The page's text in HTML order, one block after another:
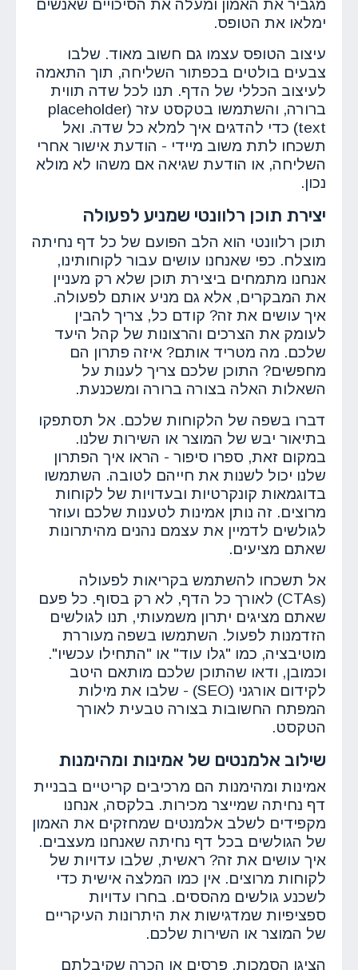
מגביר את האמון ומעלה את הסיכויים שאנשים
ימלאו את הטופס.
עיצוב הטופס עצמו גם חשוב מאוד. שלבו
צבעים בולטים בכפתור השליחה, תוך התאמה
לעיצוב הכללי של הדף. תנו לכל שדה תווית
ברורה, והשתמשו בטקסט עזר (placeholder
text) כדי להדגים איך למלא כל שדה. ואל
תשכחו לתת משוב מיידי - הודעת אישור אחרי
השליחה, או הודעת שגיאה אם משהו לא מולא
נכון.
יצירת תוכן רלוונטי שמניע לפעולה
תוכן רלוונטי הוא הלב הפועם של כל דף נחיתה
מוצלח. כפי שאנחנו עושים עבור לקוחותינו,
אנחנו מתמחים ביצירת תוכן שלא רק מעניין
את המבקרים, אלא גם מניע אותם לפעולה.
איך עושים את זה? קודם כל, צריך להבין
לעומק את הצרכים והרצונות של קהל היעד
שלכם. מה מטריד אותם? איזה פתרון הם
מחפשים? התוכן שלכם צריך לענות על
השאלות האלה בצורה ברורה ומשכנעת.
דברו בשפה של הלקוחות שלכם. אל תסתפקו
בתיאור יבש של המוצר או השירות שלנו.
במקום זאת, ספרו סיפור - הראו איך הפתרון
שלנו יכול לשנות את חייהם לטובה. השתמשו
בדוגמאות קונקרטיות ובעדויות של לקוחות
מרוצים. זה נותן אמינות לטענות שלכם ועוזר
לגולשים לדמיין את עצמם נהנים מהיתרונות
שאתם מציעים.
אל תשכחו להשתמש בקריאות לפעולה
(CTAs) לאורך כל הדף, לא רק בסוף. כל פעם
שאתם מציגים יתרון משמעותי, תנו לגולשים
הזדמנות לפעול. השתמשו בשפה מעוררת
מוטיבציה, כמו "גלו עוד" או "התחילו עכשיו".
וכמובן, ודאו שהתוכן שלכם מותאם היטב
לקידום אורגני (SEO) - שלבו את מילות
המפתח החשובות בצורה טבעית לאורך
הטקסט.
שילוב אלמנטים של אמינות ומהימנות
אמינות ומהימנות הם מרכיבים קריטיים בבניית
דף נחיתה שמייצר מכירות. בלקסה, אנחנו
מקפידים לשלב אלמנטים שמחזקים את האמון
של הגולשים בכל דף נחיתה שאנחנו מעצבים.
איך עושים את זה? ראשית, שלבו עדויות של
לקוחות מרוצים. אין כמו המלצה אישית כדי
לשכנע גולשים מהססים. בחרו עדויות
ספציפיות שמדגישות את היתרונות העיקריים
של המוצר או השירות שלכם.
הציגו הסמכות, פרסים או הכרה שקיבלתם